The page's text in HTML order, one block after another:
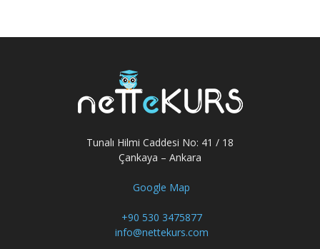
Tunalı Hilmi Caddesi No: 41 / 18
Çankaya – Ankara
Google Map
+90 530 3475877
info@nettekurs.com